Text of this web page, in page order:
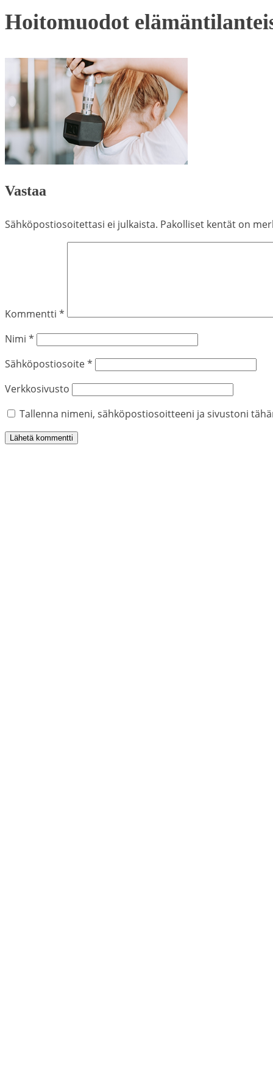
Hoitomuodot
Vastaa
Sähköpostiosoitettasi ei julkaista. Pakolliset kentät on
Kommentti *
Nimi *
Sähköpostiosoite*
Verkkosivusto
Tallenna nimeni, sähköpostiosoitteeni ja sivustoni